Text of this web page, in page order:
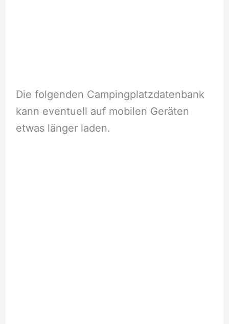
Die folgenden Campingplatzdatenbank
kann eventuell auf mobilen Geräten
etwas länger laden.